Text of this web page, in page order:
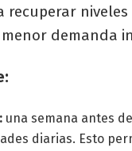
recuperar
demanda
una semana antes
diarias. Esto